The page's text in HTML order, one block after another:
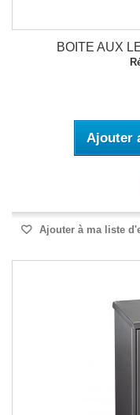
BOITE AUX
Ajouter
Ajouter à ma liste